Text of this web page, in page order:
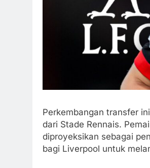
Perkembangan transfer
dari Stade Rennais.
diproyeksikan sebagai
bagi Liverpool untuk